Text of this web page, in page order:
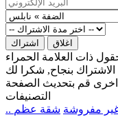
اشتراك اغلاق
ذات العلامة الحمراء
الاشتراك بنجاح, شكرا لك
اخرى قم بتحديث الصفحة
التصنيفات
مفروشة شقة عظم